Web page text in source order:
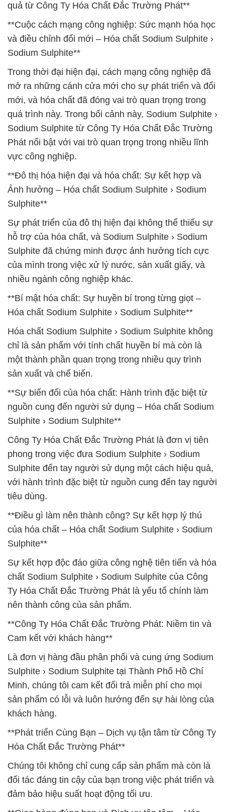
quả từ Công Ty Hóa Chất Đắc Trường Phát**
**Cuộc cách mạng công nghiệp: Sức mạnh hóa học
và điều chỉnh đổi mới – Hóa chất Sodium Sulphite ›
Sodium Sulphite**
Trong thời đại hiện đại, cách mạng công nghiệp đã
mở ra những cánh cửa mới cho sự phát triển và đổi
mới, và hóa chất đã đóng vai trò quan trọng trong
quá trình này. Trong bối cảnh này, Sodium Sulphite ›
Sodium Sulphite từ Công Ty Hóa Chất Đắc Trường
Phát nổi bật với vai trò quan trọng trong nhiều lĩnh
vực công nghiệp.
**Đô thị hóa hiện đại và hóa chất: Sự kết hợp và
Ảnh hưởng – Hóa chất Sodium Sulphite › Sodium
Sulphite**
Sự phát triển của đô thị hiện đại không thể thiếu sự
hỗ trợ của hóa chất, và Sodium Sulphite › Sodium
Sulphite đã chứng minh được ảnh hưởng tích cực
của mình trong việc xử lý nước, sản xuất giấy, và
nhiều ngành công nghiệp khác.
**Bí mật hóa chất: Sự huyền bí trong từng giọt –
Hóa chất Sodium Sulphite › Sodium Sulphite**
Hóa chất Sodium Sulphite › Sodium Sulphite không
chỉ là sản phẩm với tính chất huyền bí mà còn là
một thành phần quan trọng trong nhiều quy trình
sản xuất và chế biến.
**Sự biến đổi của hóa chất: Hành trình đặc biệt từ
nguồn cung đến người sử dụng – Hóa chất Sodium
Sulphite › Sodium Sulphite**
Công Ty Hóa Chất Đắc Trường Phát là đơn vị tiên
phong trong việc đưa Sodium Sulphite › Sodium
Sulphite đến tay người sử dụng một cách hiệu quả,
với hành trình đặc biệt từ nguồn cung đến tay người
tiêu dùng.
**Điều gì làm nên thành công? Sự kết hợp lý thú
của hóa chất – Hóa chất Sodium Sulphite › Sodium
Sulphite**
Sự kết hợp độc đáo giữa công nghệ tiên tiến và hóa
chất Sodium Sulphite › Sodium Sulphite của Công
Ty Hóa Chất Đắc Trường Phát là yếu tố chính làm
nên thành công của sản phẩm.
**Công Ty Hóa Chất Đắc Trường Phát: Niềm tin và
Cam kết với khách hàng**
Là đơn vị hàng đầu phân phối và cung ứng Sodium
Sulphite › Sodium Sulphite tại Thành Phố Hồ Chí
Minh, chúng tôi cam kết đổi trả miễn phí cho mọi
sản phẩm có lỗi và luôn hướng đến sự hài lòng của
khách hàng.
**Phát triển Cùng Bạn – Dịch vụ tận tâm từ Công Ty
Hóa Chất Đắc Trường Phát**
Chúng tôi không chỉ cung cấp sản phẩm mà còn là
đối tác đáng tin cậy của bạn trong việc phát triển và
đảm bảo hiệu suất hoạt động tối ưu.